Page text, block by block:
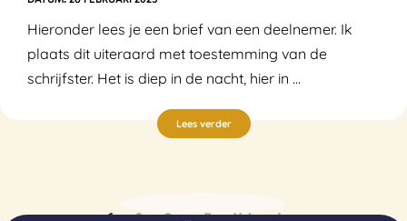
Hieronder lees je een brief van een deelnemer. Ik
plaats dit uiteraard met toestemming van de
schrijfster. Het is diep in de nacht, hier in ...
Lees verder
…